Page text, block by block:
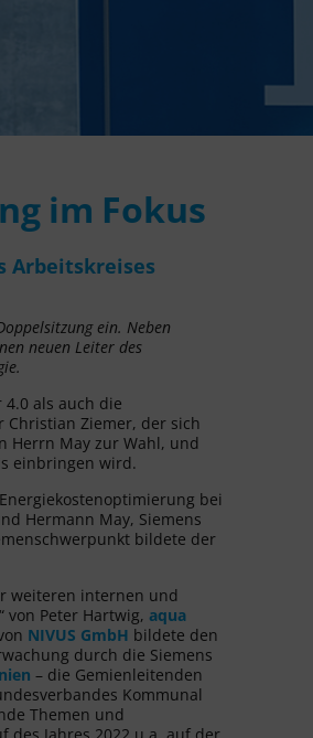
im Fokus
Arbeitskreises
ein. Neben
neuen Leiter des
als auch die
Christian Ziemer, der sich
Herrn May zur Wahl, und
einbringen wird.
bei
Hermann May, Siemens
bildete der
weiteren internen und
von Peter Hartwig, aqua
NIVUS GmbH bildete den
durch die Siemens
– die Gemienleitenden
Kommunal
Themen und